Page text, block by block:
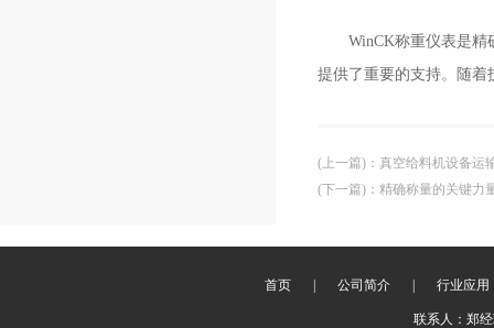
WinCK称重仪表是精确
提供了重要的支持。随着
(上一篇) ： 真空给料机设备运
(下一篇) ： 精确称量的关键力
首页 | 公司简介 | 行业应用
联系人：郑